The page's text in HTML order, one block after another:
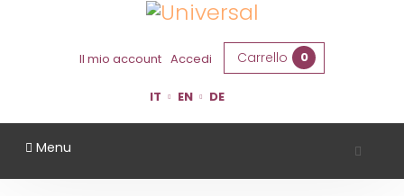
Il mio account Accedi Carrello 0
IT EN DE
Menu